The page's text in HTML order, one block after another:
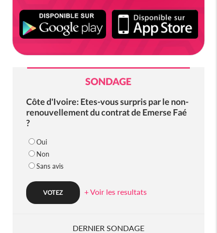
SONDAGE
Côte d'Ivoire: Etes-vous surpris par le non-
renouvellement du contrat de Emerse Faé
?
Oui
Non
Sans avis
+ Voir les resultats
DERNIER SONDAGE